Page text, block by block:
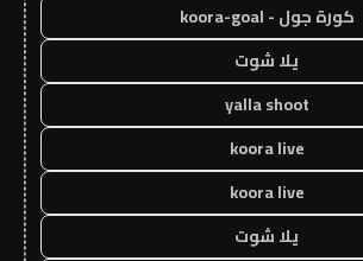
كورة جول - koora-goal
يلا شوت
yalla shoot
koora live
koora live
يلا شوت